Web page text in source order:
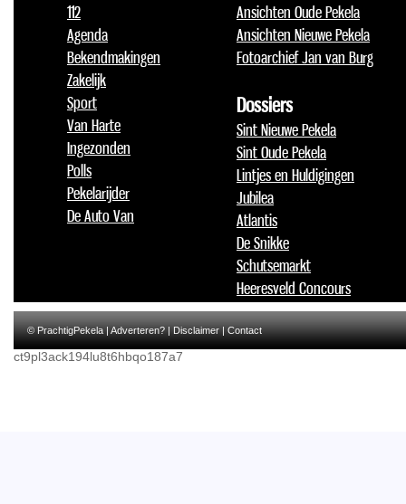
112
Agenda
Bekendmakingen
Zakelijk
Sport
Van Harte
Ingezonden
Polls
Pekelarijder
De Auto Van
Ansichten Oude Pekela
Ansichten Nieuwe Pekela
Fotoarchief Jan van Burg
Dossiers
Sint Nieuwe Pekela
Sint Oude Pekela
Lintjes en Huldigingen
Jubilea
Atlantis
De Snikke
Schutsemarkt
Heeresveld Concours
© PrachtigPekela |Adverteren?|Disclaimer|Contact
ct9pl3ack194lu8t6hbqo187a7